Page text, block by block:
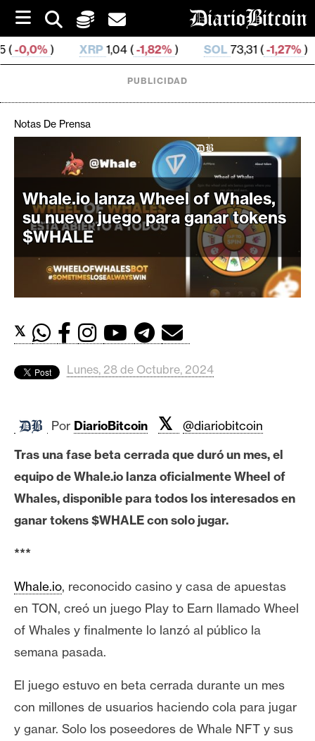
i
p
t
o
XRP1,04 ( -1,82% ) SOL73,31 ( -1,27%) TRX
r
i
p
t
o
M
e
r
a
o
i
t
o
i
E
t
h
e
u
m
PUBLICIDAD
Notas De Prensa
Whale.io lanza Wheel of Whales,
su nuevo juego para ganar tokens
$WHALE
𝕏
Lunes, 28 de Octubre, 2024
Por DiarioBitcoin 𝕏
@diariobitcoin
Tras una fase beta cerrada que duró un mes, el
equipo de Whale.io lanza oficialmente Wheel of
Whales, disponible para todos los interesados en
ganar tokens $WHALE con solo jugar.
***
Whale.io, reconocido casino y casa de apuestas
en TON, creó un juego Play to Earn llamado Wheel
of Whales y finalmente lo lanzó al público la
semana pasada.
El juego estuvo en beta cerrada durante un mes
con millones de usuarios haciendo cola para jugar
y ganar. Solo los poseedores de Whale NFT y sus